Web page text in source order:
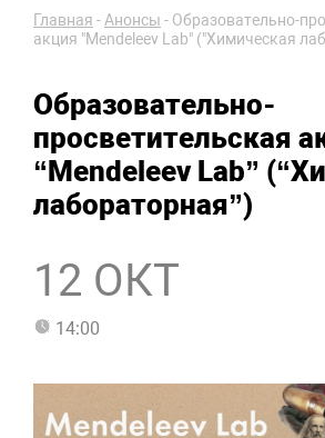
Главная -Анонсы - Образовательно-
акция "Mendeleev Lab" ("Химическая
Образовательно-
просветительская
“Mendeleev Lab”
лабораторная”)
12 ОКТ
14:00